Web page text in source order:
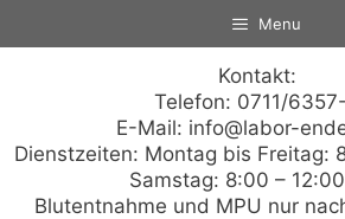
Menu
Kontakt:
Telefon: 0711/
E-Mail: info@labor-
Dienstzeiten: Montag bis Freitag:
Samstag: 8:00 –
Blutentnahme und MPU nur